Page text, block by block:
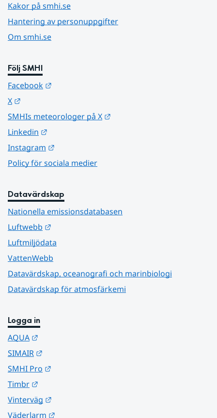
Kakor på smhi.se
Hantering av personuppgifter
Om smhi.se
Följ SMHI
Facebook
X
SMHIs meteorologer på X
Linkedin
Instagram
Policy för sociala medier
Datavärdskap
Nationella emissionsdatabasen
Luftwebb
Luftmiljödata
VattenWebb
Datavärdskap, oceanografi och marinbiologi
Datavärdskap för atmosfärkemi
Logga in
AQUA
SIMAIR
SMHI Pro
Timbr
Vinterväg
Väderlarm